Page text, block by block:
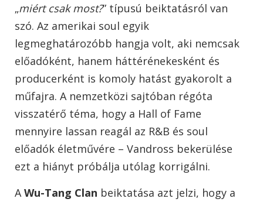
„miért csak most?” típusú beiktatásról van
szó. Az amerikai soul egyik
legmeghatározóbb hangja volt, aki nemcsak
előadóként, hanem háttérénekesként és
producerként is komoly hatást gyakorolt a
műfajra. A nemzetközi sajtóban régóta
visszatérő téma, hogy a Hall of Fame
mennyire lassan reagál az R&B és soul
előadók életművére – Vandross bekerülése
ezt a hiányt próbálja utólag korrigálni.
A Wu-Tang Clan beiktatása azt jelzi, hogy a